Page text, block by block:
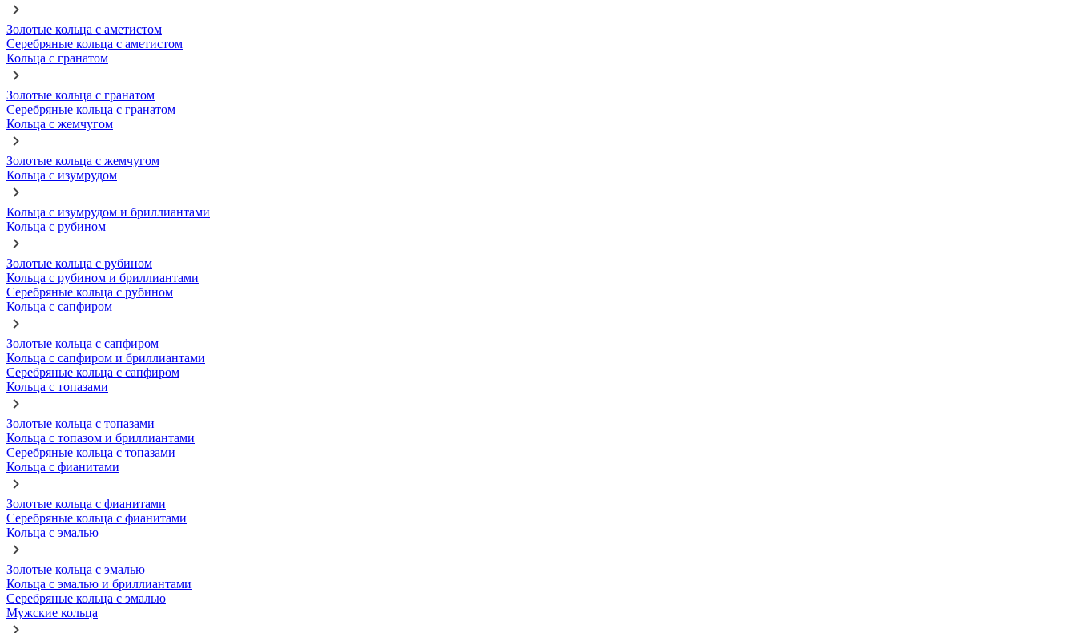
Золотые кольца с аметистом
Серебряные кольца с аметистом
Кольца с гранатом
Золотые кольца с гранатом
Серебряные кольца с гранатом
Кольца с жемчугом
Золотые кольца с жемчугом
Кольца с изумрудом
Кольца с изумрудом и бриллиантами
Кольца с рубином
Золотые кольца с рубином
Кольца с рубином и бриллиантами
Серебряные кольца с рубином
Кольца с сапфиром
Золотые кольца с сапфиром
Кольца с сапфиром и бриллиантами
Серебряные кольца с сапфиром
Кольца с топазами
Золотые кольца с топазами
Кольца с топазом и бриллиантами
Серебряные кольца с топазами
Кольца с фианитами
Золотые кольца с фианитами
Серебряные кольца с фианитами
Кольца с эмалью
Золотые кольца с эмалью
Кольца с эмалью и бриллиантами
Серебряные кольца с эмалью
Мужские кольца